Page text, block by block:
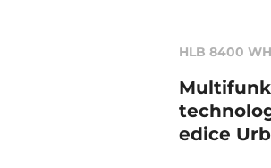
HLB 8400 WH
edice